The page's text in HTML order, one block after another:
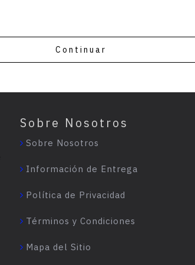
Continuar
Sobre Nosotros
Sobre Nosotros
Información de Entrega
Política de Privacidad
Términos y Condiciones
Mapa del Sitio